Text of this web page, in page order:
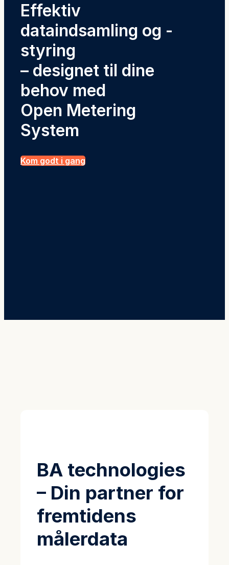
Effektiv
dataindsamling og -
styring
– designet til dine
behov med
Open Metering
System
Kom godt i gang
BA technologies
– Din partner for
fremtidens
målerdata